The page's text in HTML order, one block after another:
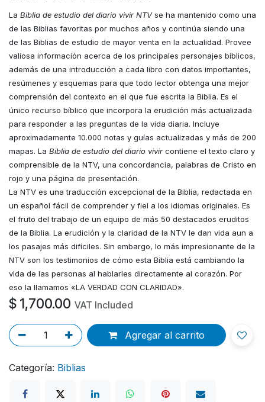
La Biblia de estudio del diario vivir NTVse ha mantenido como una
de las Biblias favoritas por muchos años y continúa siendo una
de las Biblias de estudio de mayor venta en la actualidad. Provee
valiosa información acerca de los principales personajes bíblicos,
además de una introducción a cada libro con datos importantes,
resúmenes y esquemas para que todo lector obtenga una mejor
comprensión del contexto en el que fue escrita la Biblia. Es el
único recurso bíblico que incorpora la erudición más actualizada
para responder a las preguntas de la vida diaria. Incluye
aproximadamente 10.000 notas y guías actualizadas y más de 200
mapas. La Biblia de estudio del diario vivircontiene el texto claro y
comprensible de la NTV, una concordancia, palabras de Cristo en
rojo y una página de presentación.
La NTV es una traducción excepcional de la Biblia, redactada en
un español fácil de comprender y fiel a los idiomas originales. Es
el fruto del trabajo de un equipo de más 50 destacados eruditos
de la Biblia. La erudición y la claridad de la NTV le dan vida aun a
los pasajes más difíciles. Sin embargo, lo más impresionante de la
NTV son los testimonios de cómo esta Biblia está cambiando la
vida de las personas al hablarles directamente al corazón. Por
eso la llamamos «LA VERDAD CON CLARIDAD».
$ 1,700.00 VAT Included
Agregar al carrito
Categoría: Biblias